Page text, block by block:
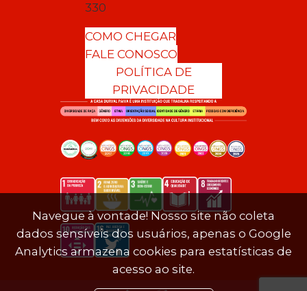
330
COMO CHEGAR
FALE CONOSCO
POLÍTICA DE
PRIVACIDADE
Navegue à vontade! Nosso site não coleta
dados sensíveis dos usuários, apenas o Google
Analytics armazena cookies para estatísticas de
acesso ao site.